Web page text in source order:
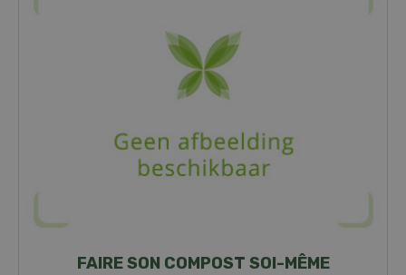
FAIRE SON COMPOST SOI-MÊME